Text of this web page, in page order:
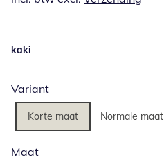
kaki
Variant
Korte maat Normale maat
Maat